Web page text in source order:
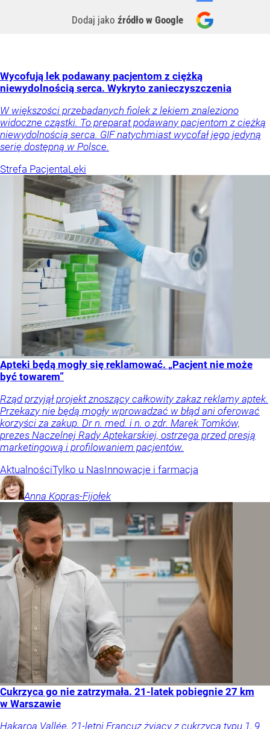
Dodaj jako źródło w Google
Wycofują lek podawany pacjentom z ciężką
niewydolnością serca. Wykryto zanieczyszczenia
W większości przebadanych fiolek z lekiem znaleziono
widoczne cząstki. To preparat podawany pacjentom z ciężką
niewydolnością serca. GIF natychmiast wycofał jego jedyną
serię dostępną w Polsce.
Strefa PacjentaLeki
Apteki będą mogły się reklamować. „Pacjent nie może
być towarem”
Rząd przyjął projekt znoszący całkowity zakaz reklamy aptek.
Przekazy nie będą mogły wprowadzać w błąd ani oferować
korzyści za zakup. Dr n. med. i n. o zdr. Marek Tomków,
prezes Naczelnej Rady Aptekarskiej, ostrzega przed presją
marketingową i profilowaniem pacjentów.
AktualnościTylko u NasInnowacje i farmacja
Anna Kopras-Fijołek
Cukrzyca go nie zatrzymała. 21-latek pobiegnie 27 km
w Warszawie
Hakaroa Vallée, 21-letni Francuz żyjący z cukrzycą typu 1, 9